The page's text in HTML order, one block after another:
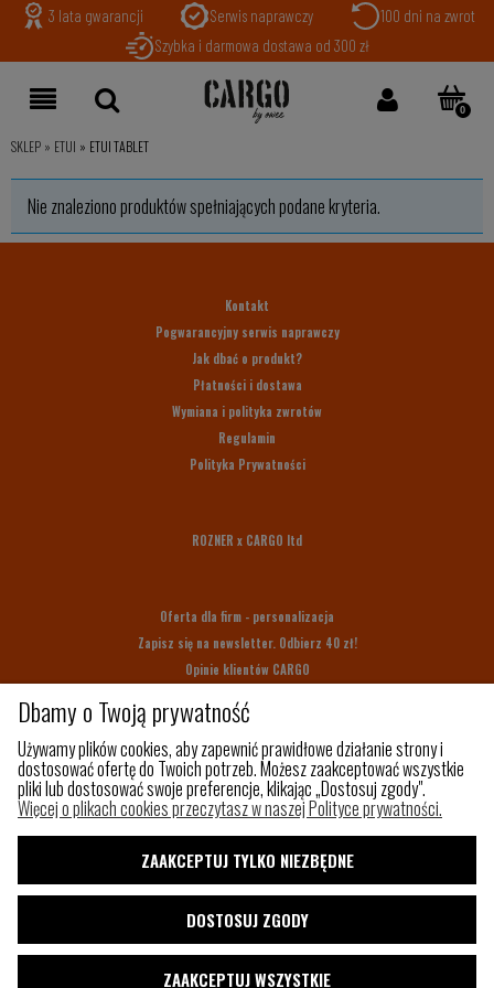
3 lata gwarancji Serwis naprawczy
100 dni na zwrot
Szybka i darmowa dostawa od 300 zł
SKLEP » ETUI » ETUI TABLET
Nie znaleziono produktów spełniających podane kryteria.
Kontakt
Pogwarancyjny serwis naprawczy
Jak dbać o produkt?
Płatności i dostawa
Wymiana i polityka zwrotów
Regulamin
Polityka Prywatności
ROZNER x CARGO ltd
Oferta dla firm - personalizacja
Zapisz się na newsletter. Odbierz 40 zł!
Opinie klientów CARGO
Na prezent
Z czego szyjemy
Paleta kolorów
Pakowny plecak do samolotu
Blog
Dbamy o Twoją prywatność
Używamy plików cookies, aby zapewnić prawidłowe działanie strony i
dostosować ofertę do Twoich potrzeb. Możesz zaakceptować wszystkie
pliki lub dostosować swoje preferencje, klikając „Dostosuj zgody".
Więcej o plikach cookies przeczytasz w naszej Polityce prywatności.
ZAAKCEPTUJ TYLKO NIEZBĘDNE
DOSTOSUJ ZGODY
ZAAKCEPTUJ WSZYSTKIE